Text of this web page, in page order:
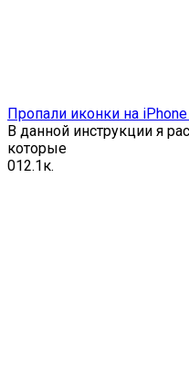
Пропали иконки на iPhone
В данной инструкции я
которые
012.1к.